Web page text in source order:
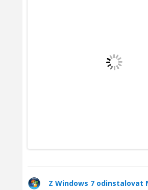
Z Windows 7 odinstalovat